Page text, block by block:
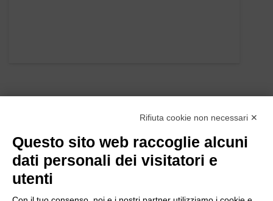
Rifiuta cookie non necessari ✕
Questo sito web raccoglie alcuni
dati personali dei visitatori e
utenti